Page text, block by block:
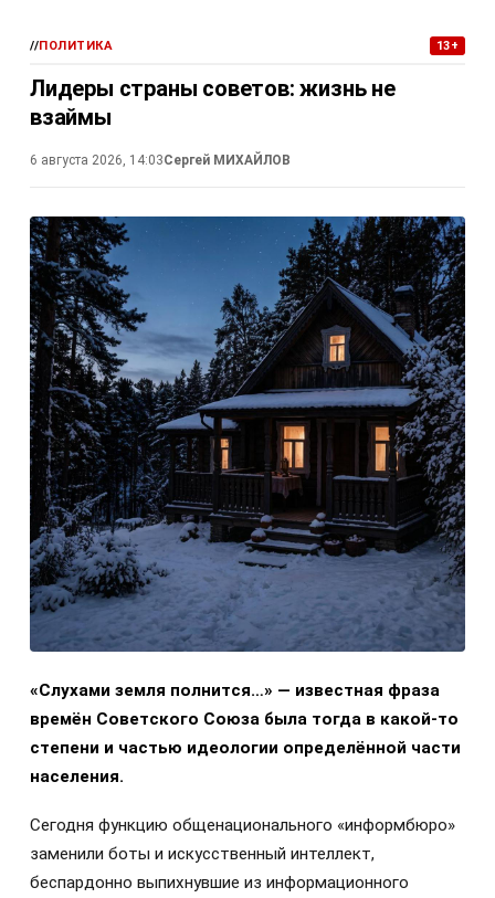
//ПОЛИТИКА 13+
Лидеры страны советов: жизнь не
взаймы
6 августа 2026, 14:03Сергей МИХАЙЛОВ
«Слухами земля полнится…» — известная фраза
времён Советского Союза была тогда в какой-то
степени и частью идеологии определённой части
населения.
Сегодня функцию общенационального «информбюро»
заменили боты и искусственный интеллект,
беспардонно выпихнувшие из информационного